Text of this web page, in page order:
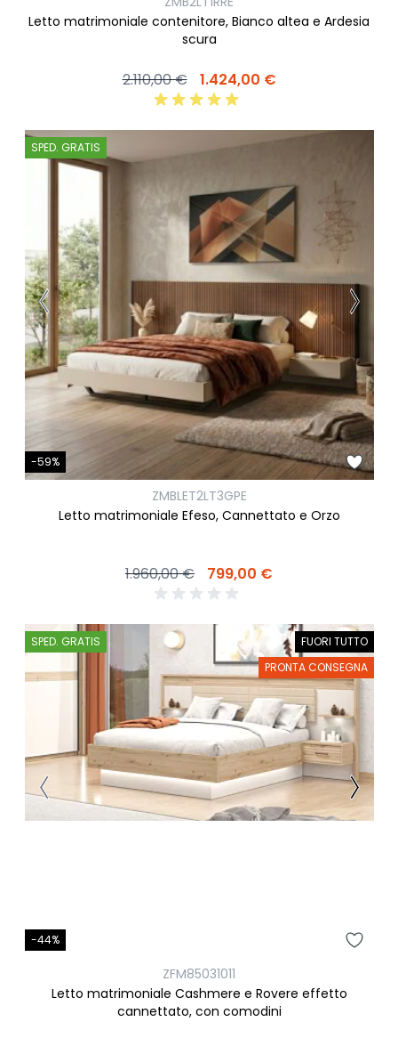
Letto matrimoniale contenitore, Bianco altea e Ardesia
scura
2.110,00 € 1.424,00 €
SPED. GRATIS
-59%
ZMBLET2LT3GPE
Letto matrimoniale Efeso, Cannettato e Orzo
1.960,00 € 799,00 €
SPED. GRATIS
FUORI TUTTO
PRONTA CONSEGNA
-44%
ZFM85031011
Letto matrimoniale Cashmere e Rovere effetto
cannettato, con comodini